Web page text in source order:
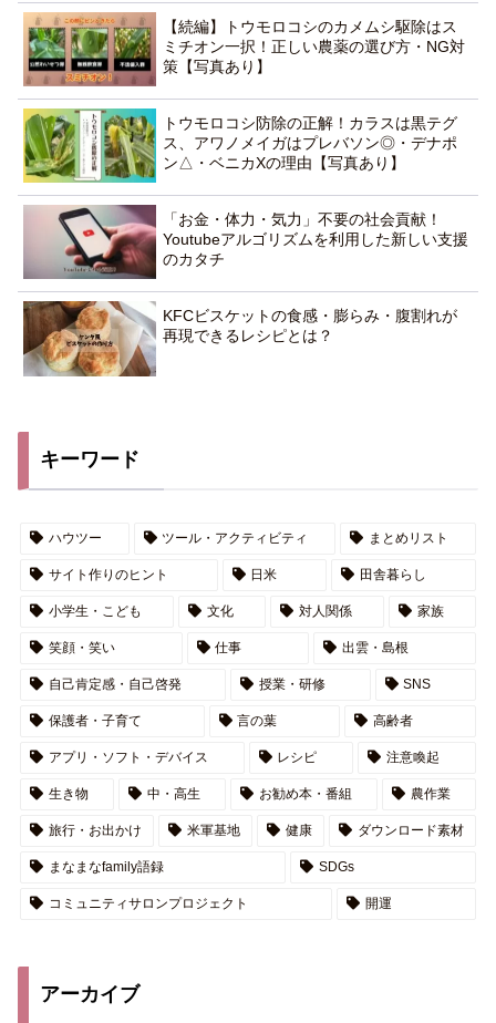
【続編】トウモロコシのカメムシ駆除はス
ミチオン一択！正しい農薬の選び方・NG対
策【写真あり】
トウモロコシ防除の正解！カラスは黒テグ
ス、アワノメイガはプレバソン◎・デナポ
ン△・ベニカXの理由【写真あり】
「お金・体力・気力」不要の社会貢献！
Youtubeアルゴリズムを利用した新しい支援
のカタチ
KFCビスケットの食感・膨らみ・腹割れが
再現できるレシピとは？
キーワード
ハウツー ツール・アクティビティ まとめリスト
サイト作りのヒント 日米 田舎暮らし
小学生・こども 文化 対人関係 家族
笑顔・笑い 仕事 出雲・島根
自己肯定感・自己啓発 授業・研修 SNS
保護者・子育て 言の葉 高齢者
アプリ・ソフト・デバイス レシピ 注意喚起
生き物 中・高生 お勧め本・番組 農作業
旅行・お出かけ 米軍基地 健康 ダウンロード素材
まなまなfamily語録 SDGs
コミュニティサロンプロジェクト 開運
アーカイブ